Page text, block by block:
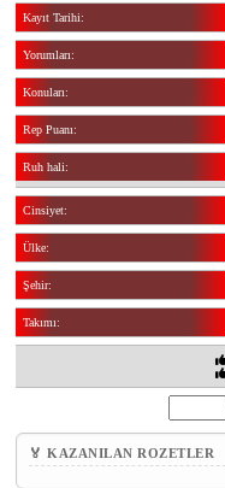
Kayıt Tarihi:
Yorumları:
Konuları:
Rep Puanı:
Ruh hali:
Cinsiyet:
Ülke:
Şehir:
Takımı:
🏅 KAZANILAN ROZETLER